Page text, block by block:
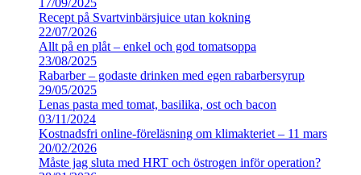
17/09/2025
Recept på Svartvinbärsjuice utan kokning
22/07/2026
Allt på en plåt – enkel och god tomatsoppa
23/08/2025
Rabarber – godaste drinken med egen rabarbersyrup
29/05/2025
Lenas pasta med tomat, basilika, ost och bacon
03/11/2024
Kostnadsfri online-föreläsning om klimakteriet – 11 mars
20/02/2026
Måste jag sluta med HRT och östrogen inför operation?